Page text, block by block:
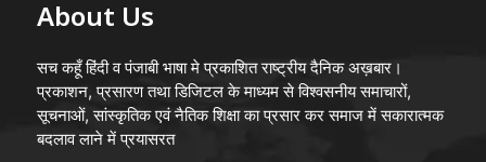
About Us
सच कहूँ हिंदी व पंजाबी भाषा मे प्रकाशित राष्ट्रीय दैनिक अख़बार।
प्रकाशन, प्रसारण तथा डिजिटल के माध्यम से विश्वसनीय समाचारों,
सूचनाओं, सांस्कृतिक एवं नैतिक शिक्षा का प्रसार कर समाज में सकारात्मक
बदलाव लाने में प्रयासरत